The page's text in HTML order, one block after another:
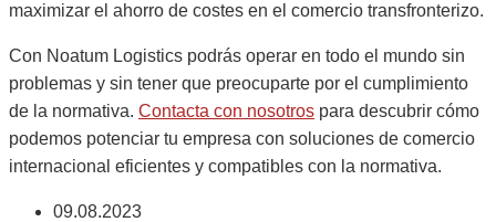
maximizar el ahorro de costes en el comercio transfronterizo.
Con Noatum Logistics podrás operar en todo el mundo sin
problemas y sin tener que preocuparte por el cumplimiento
de la normativa. Contacta con nosotros para descubrir cómo
podemos potenciar tu empresa con soluciones de comercio
internacional eficientes y compatibles con la normativa.
09.08.2023